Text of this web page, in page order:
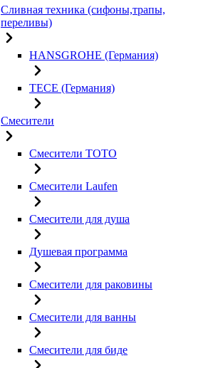
Сливная техника (сифоны,трапы,
переливы)
HANSGROHE (Германия)
TECE (Германия)
Смесители
Смесители TOTO
Смесители Laufen
Смесители для душа
Душевая программа
Смесители для раковины
Смесители для ванны
Смесители для биде